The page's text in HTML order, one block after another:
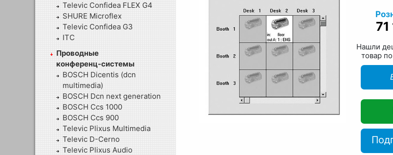
Televic Confidea FLEX G4
SHURE Microflex
Televic Confidea G3
ITC
Проводные
конференц-системы
BOSCH Dicentis (dcn
multimedia)
BOSCH Dcn next generation
BOSCH Ccs 1000
BOSCH Ccs 900
Televic Plixus Multimedia
Televic D-Cerno
Televic Plixus Audio
Нашли
товар